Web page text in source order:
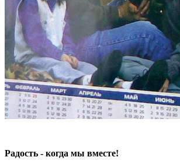
Радость - когда мы вместе!